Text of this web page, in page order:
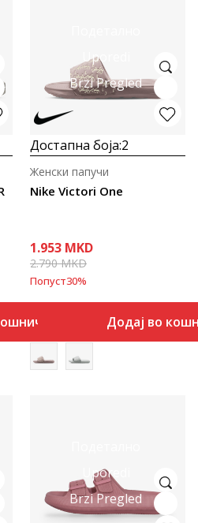
Uporedi
Brzi Pregled
Достапна боја:2
Nike Victori One
Женски папучи
1.953 MKD
2.790MKD
Попуст30%
Додај во
Uporedi
Brzi Pregled